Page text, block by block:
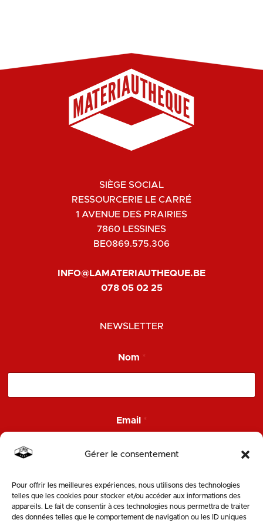
Gérer le consentement
Pour offrir les meilleures expériences, nous utilisons des technologies
telles que les cookies pour stocker et/ou accéder aux informations des
appareils. Le fait de consentir à ces technologies nous permettra de traiter
des données telles que le comportement de navigation ou les ID uniques
SIÈGE SOCIAL
RESSOURCERIE LE CARRÉ
1 AVENUE DES PRAIRIES
7860 LESSINES
BE0869.575.306
INFO@LAMATERIAUTHEQUE.BE
078 05 02 25
NEWSLETTER
Nom *
m
a
l
a
i
Email *
ENVOYER
SUIVEZ-NOUS